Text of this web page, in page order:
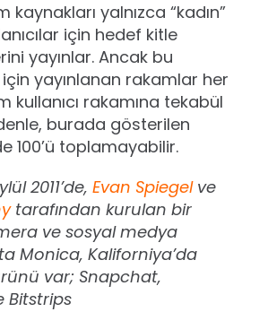
kaynakları yalnızca “kadın”
için hedef kitle
yayınlar. Ancak bu
yayınlanan rakamlar her
kullanıcı rakamına tekabül
burada gösterilen
100’ü toplamayabilir.
2011’de, Evan Spiegelve
tarafından kurulan bir
ve sosyal medya
Monica, Kaliforniya’da
var; Snapchat,
Bitstrips